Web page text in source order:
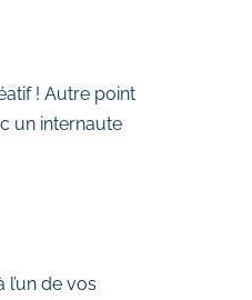
! Autre point
un internaute
de vos